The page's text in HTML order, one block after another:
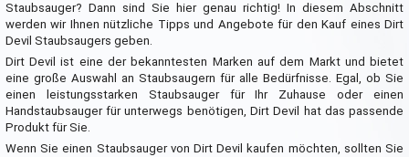
Staubsauger? Dann sind Sie hier genau richtig! In diesem Abschnitt
werden wir Ihnen nützliche Tipps und Angebote für den Kauf eines Dirt
Devil Staubsaugers geben.
Dirt Devil ist eine der bekanntesten Marken auf dem Markt und bietet
eine große Auswahl an Staubsaugern für alle Bedürfnisse. Egal, ob Sie
einen leistungsstarken Staubsauger für Ihr Zuhause oder einen
Handstaubsauger für unterwegs benötigen, Dirt Devil hat das passende
Produkt für Sie.
Wenn Sie einen Staubsauger von Dirt Devil kaufen möchten, sollten Sie